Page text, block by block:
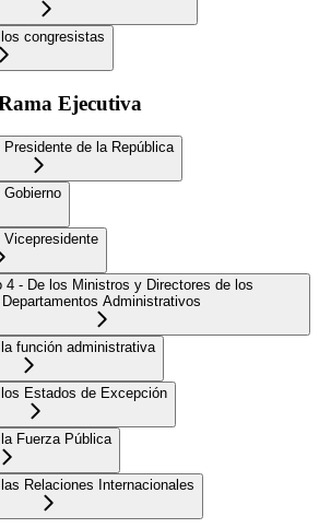
congresistas
Ejecutiva
de la República
4 - De los Ministros y Directores de los
Departamentos Administrativos
función administrativa
Estados de Excepción
Fuerza Pública
Relaciones Internacionales